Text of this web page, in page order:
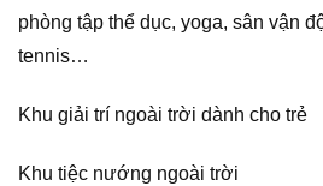
phòng tập thể dục, yoga, sân vận
tennis…
Khu giải trí ngoài trời dành cho trẻ
Khu tiệc nướng ngoài trời